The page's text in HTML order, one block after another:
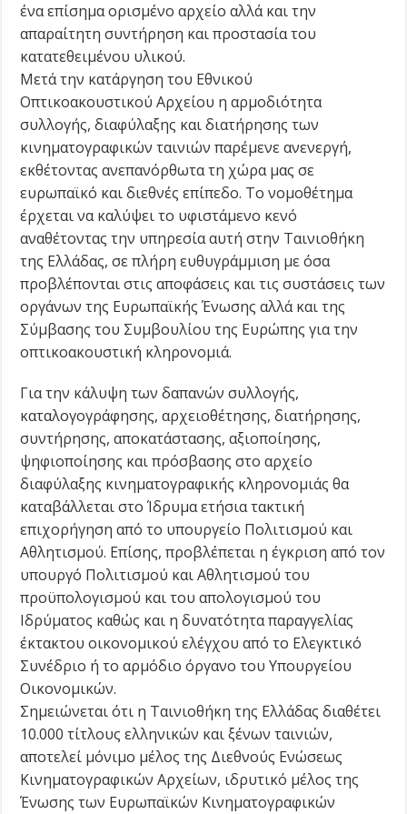
ένα επίσημα ορισμένο αρχείο αλλά και την
απαραίτητη συντήρηση και προστασία του
κατατεθειμένου υλικού.
Μετά την κατάργηση του Εθνικού
Οπτικοακουστικού Αρχείου η αρμοδιότητα
συλλογής, διαφύλαξης και διατήρησης των
κινηματογραφικών ταινιών παρέμενε ανενεργή,
εκθέτοντας ανεπανόρθωτα τη χώρα μας σε
ευρωπαϊκό και διεθνές επίπεδο. Το νομοθέτημα
έρχεται να καλύψει το υφιστάμενο κενό
αναθέτοντας την υπηρεσία αυτή στην Ταινιοθήκη
της Ελλάδας, σε πλήρη ευθυγράμμιση με όσα
προβλέπονται στις αποφάσεις και τις συστάσεις των
οργάνων της Ευρωπαϊκής Ένωσης αλλά και της
Σύμβασης του Συμβουλίου της Ευρώπης για την
οπτικοακουστική κληρονομιά.
Για την κάλυψη των δαπανών συλλογής,
καταλογογράφησης, αρχειοθέτησης, διατήρησης,
συντήρησης, αποκατάστασης, αξιοποίησης,
ψηφιοποίησης και πρόσβασης στο αρχείο
διαφύλαξης κινηματογραφικής κληρονομιάς θα
καταβάλλεται στο Ίδρυμα ετήσια τακτική
επιχορήγηση από το υπουργείο Πολιτισμού και
Αθλητισμού. Επίσης, προβλέπεται η έγκριση από τον
υπουργό Πολιτισμού και Αθλητισμού του
προϋπολογισμού και του απολογισμού του
Ιδρύματος καθώς και η δυνατότητα παραγγελίας
έκτακτου οικονομικού ελέγχου από το Ελεγκτικό
Συνέδριο ή το αρμόδιο όργανο του Υπουργείου
Οικονομικών.
Σημειώνεται ότι η Ταινιοθήκη της Ελλάδας διαθέτει
10.000 τίτλους ελληνικών και ξένων ταινιών,
αποτελεί μόνιμο μέλος της Διεθνούς Ενώσεως
Κινηματογραφικών Αρχείων, ιδρυτικό μέλος της
Ένωσης των Ευρωπαϊκών Κινηματογραφικών